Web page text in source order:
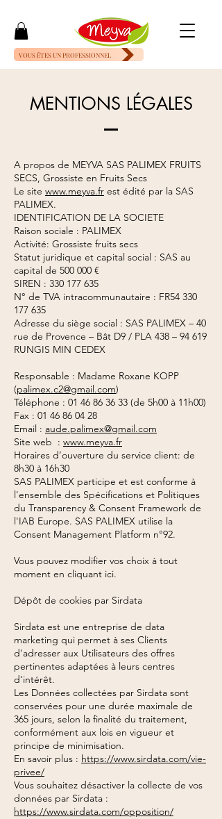
VOUS ÊTES UN PROFESSIONNEL
MENTIONS LÉGALES
A propos de MEYVA SAS PALIMEX FRUITS
SECS, Grossiste en Fruits Secs
Le site www.meyva.fr est édité par la SAS
PALIMEX.
IDENTIFICATION DE LA SOCIETE
Raison sociale : PALIMEX
Activité: Grossiste fruits secs
Statut juridique et capital social : SAS au
capital de 500 000 €
SIREN : 330 177 635
N° de TVA intracommunautaire : FR54 330
177 635
Adresse du siège social : SAS PALIMEX – 40
rue de Provence – Bât D9 / PLA 438 – 94 619
RUNGIS MIN CEDEX
Responsable : Madame Roxane KOPP
(palimex.c2@gmail.com)
Téléphone : 01 46 86 36 33 (de 5h00 à 11h00)
Fax : 01 46 86 04 28
Email : aude.palimex@gmail.com
Site web : www.meyva.fr
Horaires d’ouverture du service client: de
8h30 à 16h30
SAS PALIMEX participe et est conforme à
l'ensemble des Spécifications et Politiques
du Transparency & Consent Framework de
l'IAB Europe. SAS PALIMEX utilise la
Consent Management Platform n°92.
Vous pouvez modifier vos choix à tout
moment en cliquant ici.
Dépôt de cookies par Sirdata
Sirdata est une entreprise de data
marketing qui permet à ses Clients
d'adresser aux Utilisateurs des offres
pertinentes adaptées à leurs centres
d'intérêt.
Les Données collectées par Sirdata sont
conservées pour une durée maximale de
365 jours, selon la finalité du traitement,
conformément aux lois en vigueur et
principe de minimisation.
En savoir plus : https://www.sirdata.com/vie-
privee/
Vous souhaitez désactiver la collecte de vos
données par Sirdata :
https://www.sirdata.com/opposition/